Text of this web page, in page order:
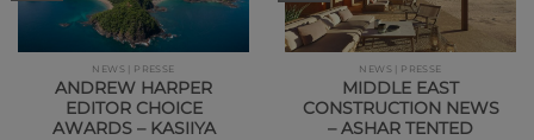
NEWS | PRESSE
ANDREW HARPER
EDITOR CHOICE
AWARDS – KASIIYA
NEWS | PRESSE
MIDDLE EAST
CONSTRUCTION NEWS
– ASHAR TENTED